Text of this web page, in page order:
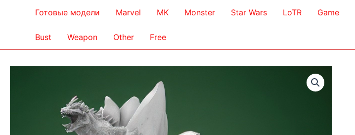
Готовые модели Marvel MK Monster Star Wars LoTR Game
Bust Weapon Other Free